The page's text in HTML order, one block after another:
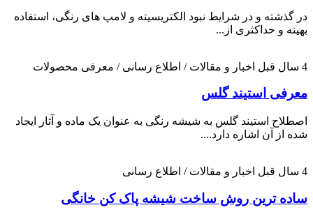
در گذشته و در شرایط نبود الکتریسیته و لامپ های رنگی، استفاده
بهینه و حداکثری از...
4 سال قبل اخبار و مقالات / اطلاع رسانی / معرفی محصولات
معرفی استیند گلس
اصطلاح استیند گلس به شیشه رنگی به عنوان یک ماده و آثار ایجاد
شده از آن اشاره دارد....
4 سال قبل اخبار و مقالات / اطلاع رسانی
ساده ترین روش ساخت شیشه پاک کن خانگی